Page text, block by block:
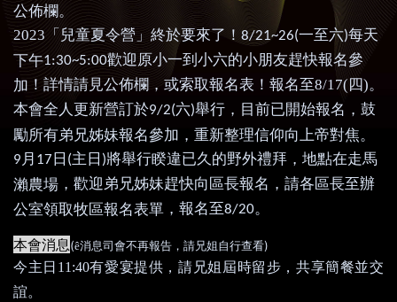
公佈欄。
2023 「兒童夏令營」終於要來了！ 8/21~26(一至六)每天
下午1:30~5:00歡迎原小一到小六的小朋友趕快報名參
加 ！詳情請見公佈欄，或索取報名表！報名至8/17(四)。
本會全人更新營訂於9/2(六)舉行，目前已開始報名，鼓
勵所有弟兄姊妹報名參加，重新整理信仰向上帝對焦。
9 月 17 日 (主日 )將舉行睽違已久的野外禮拜，地點在走馬
瀨農場 ， 歡迎弟兄姊妹趕快向區長報名 ，請各區長至辦
公室領取牧區報名表單 ， 報名至8/20。
本會消息(ê消息司會不再報告，請兄姐自行查看)
今主日 11:40有愛宴提供，請兄姐屆時留步，共享簡餐並交
誼。